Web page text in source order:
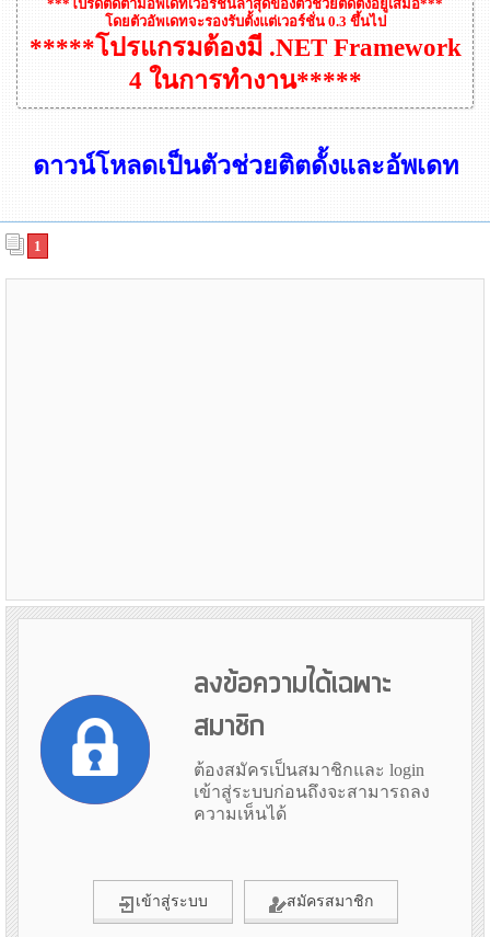
***โปรดติดตามอัพเดทเวอร์ชั่นล่าสุดของตัวช่วยติดตั้งอยู่เสมอ***
โดยตัวอัพเดทจะรองรับตั้งแต่เวอร์ชั่น 0.3 ขึ้นไป
*****โปรแกรมต้องมี .NET Framework
4 ในการทำงาน*****
ดาวน์โหลดเป็นตัวช่วยติตดั้งและอัพเดท
1
ลงข้อความได้เฉพาะ
สมาชิก
ต้องสมัครเป็นสมาชิกและ login
เข้าสู่ระบบก่อนถึงจะสามารถลง
ความเห็นได้
เข้าสู่ระบบ สมัครสมาชิก